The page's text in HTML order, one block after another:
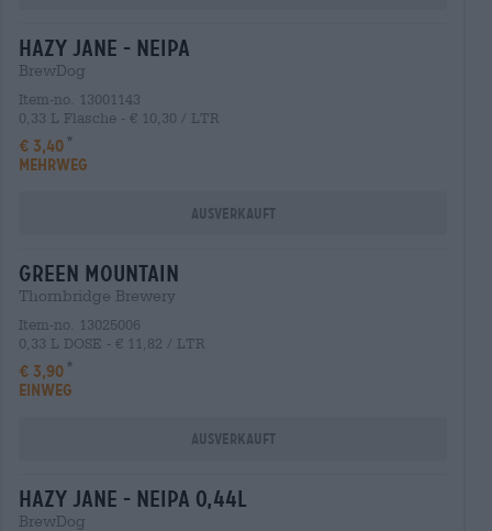
hazy jane - neipa
BrewDog
Item-no. 13001143
0,33 L Flasche - € 10,30 / LTR
€ 3,40
MEHRWEG
Ausverkauft
green mountain
Thornbridge Brewery
Item-no. 13025006
0,33 L DOSE - € 11,82 / LTR
€ 3,90
EINWEG
Ausverkauft
hazy jane - neipa 0,44l
BrewDog